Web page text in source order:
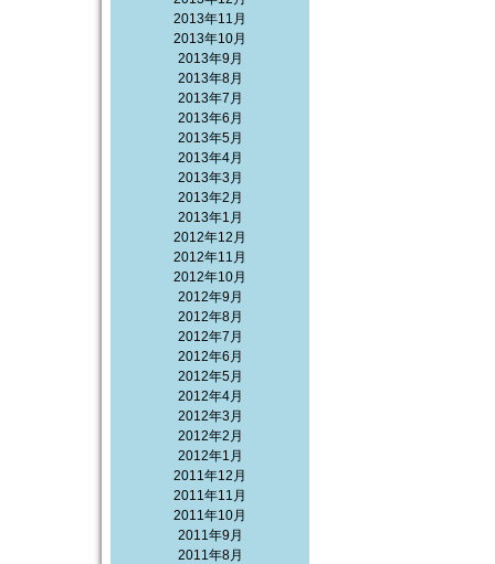
2013年11月
2013年10月
2013年9月
2013年8月
2013年7月
2013年6月
2013年5月
2013年4月
2013年3月
2013年2月
2013年1月
2012年12月
2012年11月
2012年10月
2012年9月
2012年8月
2012年7月
2012年6月
2012年5月
2012年4月
2012年3月
2012年2月
2012年1月
2011年12月
2011年11月
2011年10月
2011年9月
2011年8月